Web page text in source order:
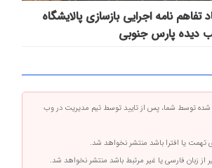
تفاهم نامه اجرایی بازسازی پالایشگاه
دیده پارس جنوبی
شده توسط شما، پس از تایید توسط تیم مدیریت در وب
تهمت یا افترا باشد منتشر نخواهد شد.
از زبان فارسی یا غیر مرتبط باشد منتشر نخواهد شد.